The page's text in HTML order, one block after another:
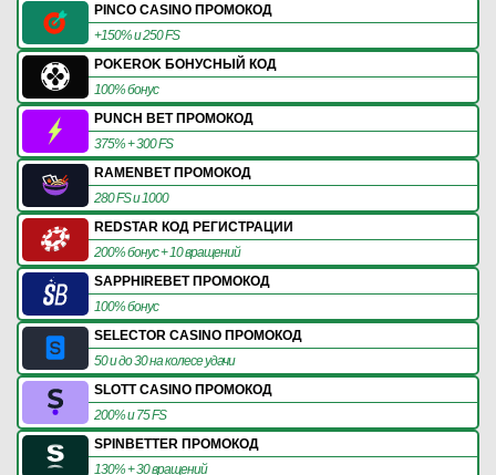
PINCO CASINO ПРОМОКОД
+150% и 250 FS
POKEROK БОНУСНЫЙ КОД
100% бонус
PUNCH BET ПРОМОКОД
375% + 300 FS
RAMENBET ПРОМОКОД
280 FS и 1000
REDSTAR КОД РЕГИСТРАЦИИ
200% бонус + 10 вращений
SAPPHIREBET ПРОМОКОД
100% бонус
SELECTOR CASINO ПРОМОКОД
50 и до 30 на колесе удачи
SLOTT CASINO ПРОМОКОД
200% и 75 FS
SPINBETTER ПРОМОКОД
130% + 30 вращений